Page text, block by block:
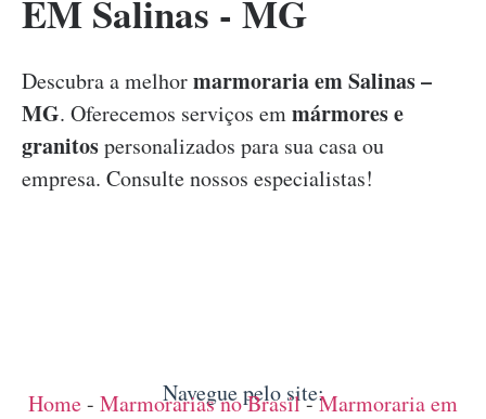
EM Salinas - MG
Descubra a melhormarmoraria em Salinas –
MG. Oferecemos serviços emmármores e
granitospersonalizados para sua casa ou
empresa. Consulte nossos especialistas!
Navegue pelo site:
Home- Marmorarias no Brasil-Marmoraria em